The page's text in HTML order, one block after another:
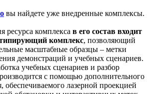
вы найдете уже внедренные комплексы.
ресурса комплекса в его состав входит
комплекс, позволяющий
масштабные образцы – метки
демонстраций и учебных сценариев.
учебных сценариев и разбор
с помощью дополнительного
обеспечиваемого лазерной проекцией